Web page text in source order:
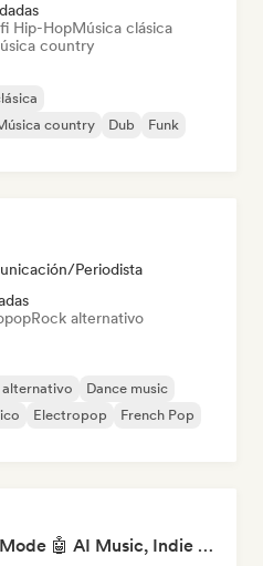
Hip-HopMúsica clásica
country
country Dub
Funk
Periodista
Rock alternativo
alternativo
Dance music
Electropop
French Pop
Pop Machine Mode 🤖 AI Music, Indie Pop & Dream Pop